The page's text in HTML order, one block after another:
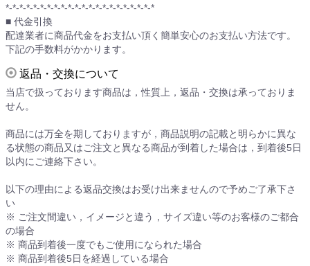
*-*-*-*-*-*-*-*-*-*-*-*-*-*-*-*-*-*-*-*-*-*
■ 代金引換
配達業者に商品代金をお支払い頂く簡単安心のお支払い方法です。
下記の手数料がかかります。
返品・交換について
当店で扱っております商品は，性質上，返品・交換は承っておりま
せん。
商品には万全を期しておりますが，商品説明の記載と明らかに異な
る状態の商品又はご注文と異なる商品が到着した場合は，到着後5日
以内にご連絡下さい。
以下の理由による返品交換はお受け出来ませんので予めご了承下さ
い
※ ご注文間違い，イメージと違う，サイズ違い等のお客様のご都合
の場合
※ 商品到着後一度でもご使用になられた場合
※ 商品到着後5日を経過している場合